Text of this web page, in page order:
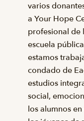
varios
a Your Hope
profesional de
escuela
estamos
condado de
estudios
social,
los alumnos